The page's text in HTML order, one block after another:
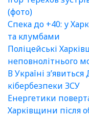
(фото)
Спека до +40: у
та клумбами
Поліцейські
неповнолітнього
В Україні
кібербезпеки ЗСУ
Енергетики
Харківщини після